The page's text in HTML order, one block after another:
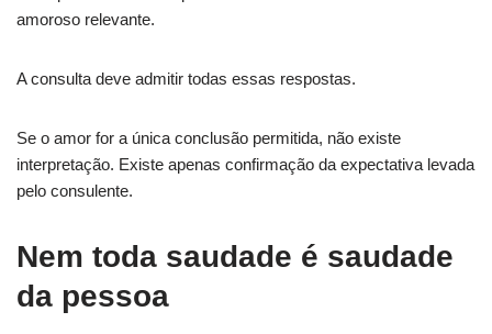
amoroso relevante.
A consulta deve admitir todas essas respostas.
Se o amor for a única conclusão permitida, não existe
interpretação. Existe apenas confirmação da expectativa levada
pelo consulente.
Nem toda saudade é saudade
da pessoa